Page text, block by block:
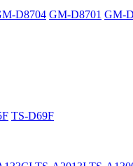
D8704 GM-D8701 GM-
TS-D69F